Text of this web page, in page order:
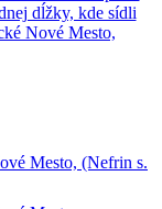
Mesto, (Nefrin s.